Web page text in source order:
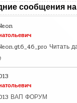
сообщения
Читать
ВАП ФОРУМ